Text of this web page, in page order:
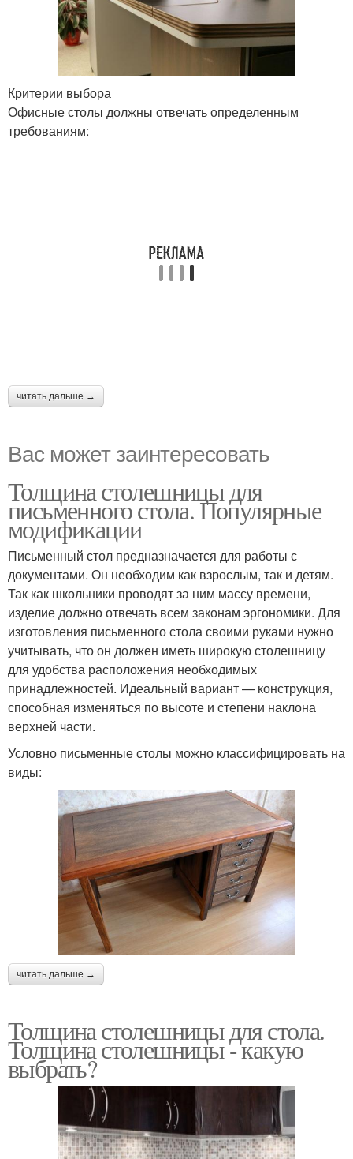
Критерии выбора
Офисные столы должны отвечать определенным
требованиям:
читать дальше →
Вас может заинтересовать
Толщина столешницы для
письменного стола. Популярные
модификации
Письменный стол предназначается для работы с
документами. Он необходим как взрослым, так и детям.
Так как школьники проводят за ним массу времени,
изделие должно отвечать всем законам эргономики. Для
изготовления письменного стола своими руками нужно
учитывать, что он должен иметь широкую столешницу
для удобства расположения необходимых
принадлежностей. Идеальный вариант — конструкция,
способная изменяться по высоте и степени наклона
верхней части.
Условно письменные столы можно классифицировать на
виды:
читать дальше →
Толщина столешницы для стола.
Толщина столешницы - какую
выбрать?